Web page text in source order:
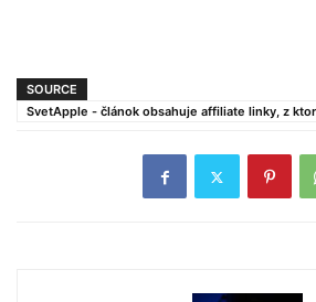
SOURCE
SvetApple - článok obsahuje affiliate linky, z